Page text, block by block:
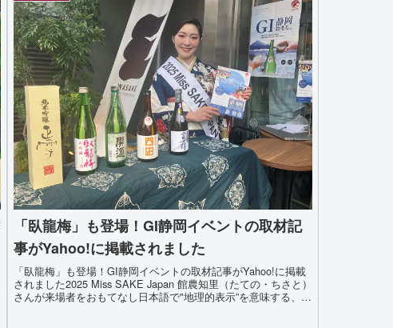
「臥龍梅」も登場！GI静岡イベントの取材記
事がYahoo!に掲載されました
「臥龍梅」も登場！GI静岡イベントの取材記事がYahoo!に掲載
されました2025 Miss SAKE Japan 館農知里（たての・ちさと）
さんが来場者をおもてなし日本語で"地理的表示”を意味する、